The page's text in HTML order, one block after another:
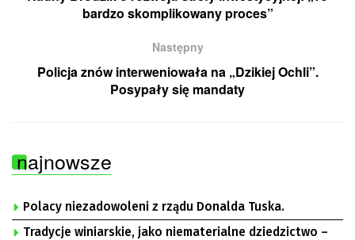
bardzo skomplikowany proces”
Następny
Policja znów interweniowała na „Dzikiej Ochli”.
Posypały się mandaty
najnowsze
Polacy niezadowoleni z rządu Donalda Tuska.
Tradycje winiarskie, jako niematerialne dziedzictwo –